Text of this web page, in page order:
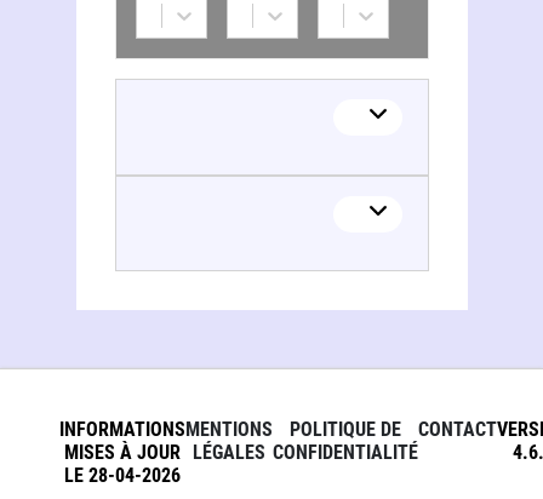
INFORMATIONS
MISES À JOUR
LE 28-04-2026
MENTIONS
LÉGALES
POLITIQUE DE
CONFIDENTIALITÉ
CONTACT